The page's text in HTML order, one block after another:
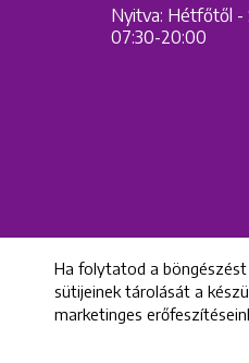
Nyitva: Hétfőtől -
07:30-20:00
Ha folytatod a böngészést
sütijeinek tárolását a
marketinges